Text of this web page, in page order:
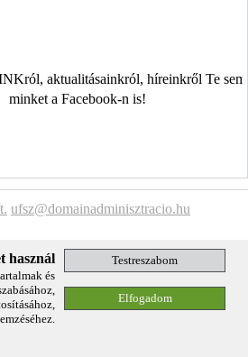
aktualitásainkról, híreinkről Te
minket a Facebook-n is!
ufsz@domainadminisztracio.hu
használ
és